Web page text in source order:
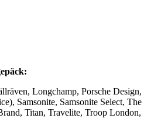
Longchamp, Porsche Design,
Samsonite, Samsonite Select, The
Titan, Travelite, Troop London,